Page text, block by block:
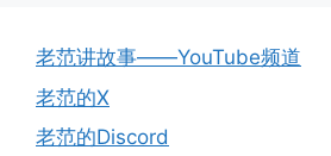
老范讲故事——YouTube频道
老范的X
老范的Discord